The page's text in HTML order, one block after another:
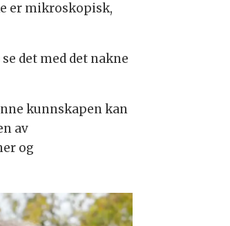
er mikroskopisk,
det med det nakne
kunnskapen kan
av
og